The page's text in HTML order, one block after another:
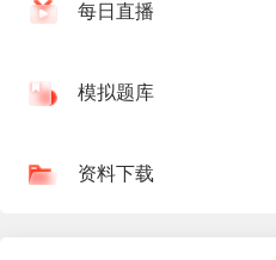
每日直播
模拟题库
资料下载